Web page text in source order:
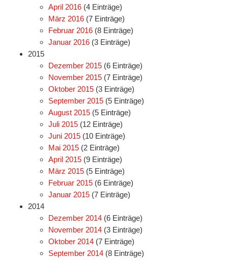
April 2016 (4 Einträge)
März 2016 (7 Einträge)
Februar 2016 (8 Einträge)
Januar 2016 (3 Einträge)
2015
Dezember 2015 (6 Einträge)
November 2015 (7 Einträge)
Oktober 2015 (3 Einträge)
September 2015 (5 Einträge)
August 2015 (5 Einträge)
Juli 2015 (12 Einträge)
Juni 2015 (10 Einträge)
Mai 2015 (2 Einträge)
April 2015 (9 Einträge)
März 2015 (5 Einträge)
Februar 2015 (6 Einträge)
Januar 2015 (7 Einträge)
2014
Dezember 2014 (6 Einträge)
November 2014 (3 Einträge)
Oktober 2014 (7 Einträge)
September 2014 (8 Einträge)